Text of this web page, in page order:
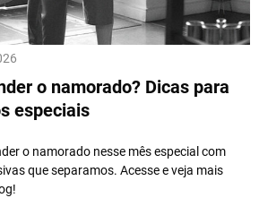
o namorado? Dicas para
especiais
o namorado nesse mês especial com
que separamos. Acesse e veja mais